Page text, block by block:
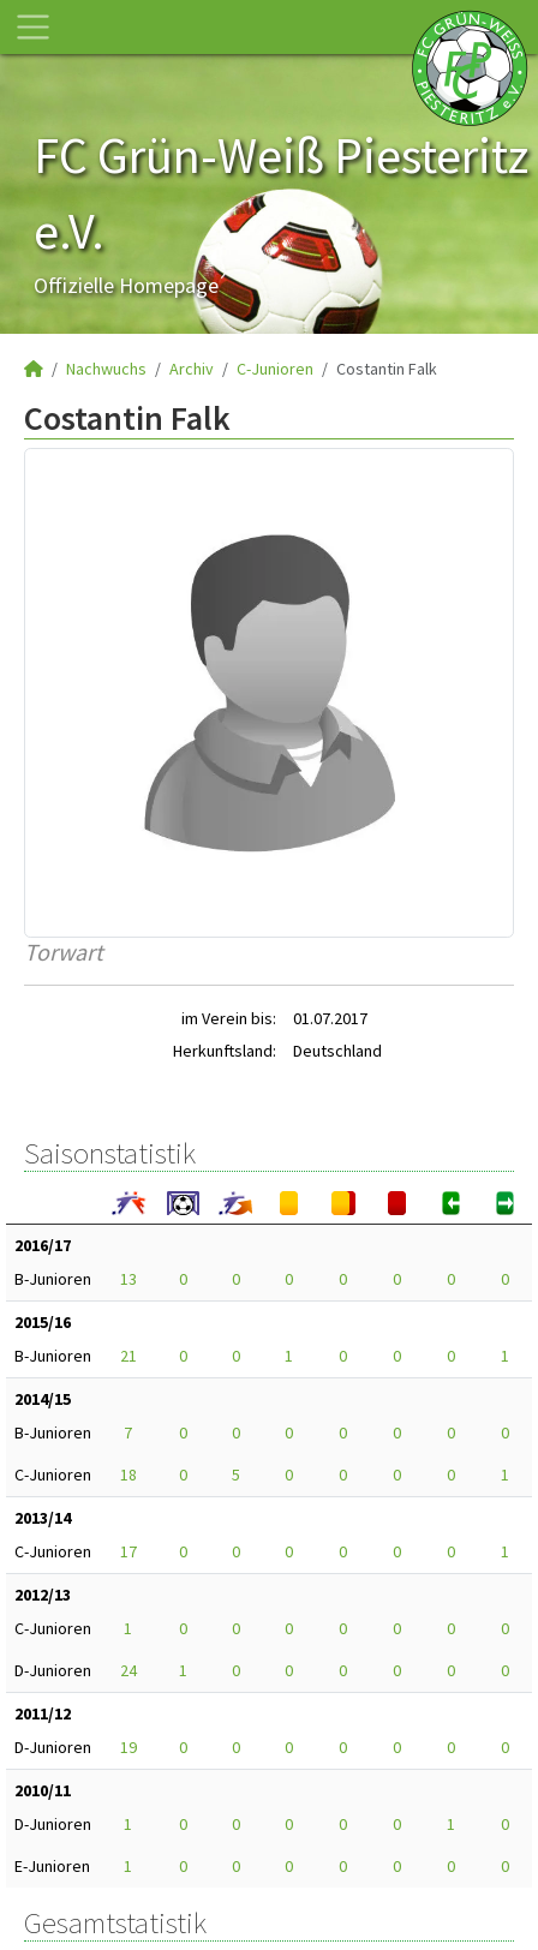
FC Grün-Weiß Piesteritz
e.V.
Offizielle Homepage
Nachwuchs Archiv C-Junioren Costantin Falk
Costantin Falk
Torwart
im Verein bis:
01.07.2017
Herkunftsland:
Deutschland
Saisonstatistik
2016/17
B-Junioren
13 0 0 0 0 0 0
0
2015/16
B-Junioren
21 0 0 1 0 0 0
1
2014/15
B-Junioren
7 0 0 0 0 0 0
0
C-Junioren
18 0 5 0 0 0 0
1
2013/14
C-Junioren
17 0 0 0 0 0 0
1
2012/13
C-Junioren
1 0 0 0 0 0 0
0
D-Junioren
24 1 0 0 0 0 0
0
2011/12
D-Junioren
19 0 0 0 0 0 0
0
2010/11
D-Junioren
1 0 0 0 0 0 1
0
E-Junioren
1 0 0 0 0 0 0 0
Gesamtstatistik